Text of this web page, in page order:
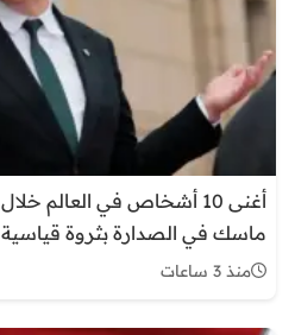
ماسك في الصدارة بثروة قياسية
منذ 3 ساعات